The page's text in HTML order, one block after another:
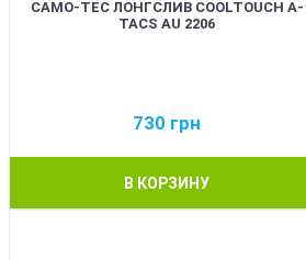
CAMO-TEC ЛОНГСЛИВ COOLTOUCH A-
TACS AU 2206
730 грн
В КОРЗИНУ